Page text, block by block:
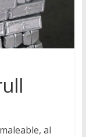
al